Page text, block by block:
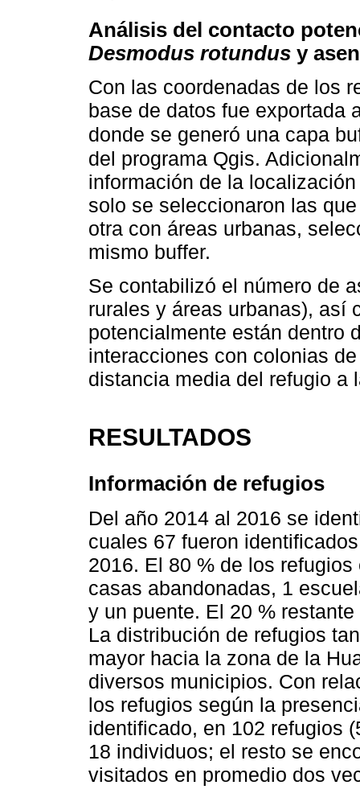
Análisis del contacto
Desmodus rotundus y
Con las coordenadas de los
base de datos fue exportada
donde se generó una capa
del programa Qgis.
información de la
solo se seleccionaron las
otra con áreas urbanas,
mismo buffer.
Se contabilizó el número de
rurales y áreas urbanas), así
potencialmente están dentro
interacciones con colonias
distancia media del refugio a
RESULTADOS
Información de refugios
Del año 2014 al 2016 se
cuales 67 fueron
2016. El 80 % de los
casas abandonadas, 1
y un puente. El 20 %
La distribución de refugios
mayor hacia la zona de la
diversos municipios. Con
los refugios según la
identificado, en 102 refugios
18 individuos; el resto se
visitados en promedio dos